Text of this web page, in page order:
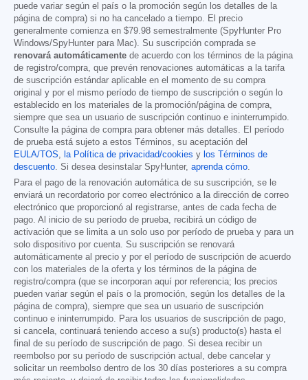
puede variar según el país o la promoción según los detalles de la
página de compra) si no ha cancelado a tiempo. El precio
generalmente comienza en $79.98 semestralmente (SpyHunter Pro
Windows/SpyHunter para Mac). Su suscripción comprada se
renovará automáticamente de acuerdo con los términos de la página
de registro/compra, que prevén renovaciones automáticas a la tarifa
de suscripción estándar aplicable en el momento de su compra
original y por el mismo período de tiempo de suscripción o según lo
establecido en los materiales de la promoción/página de compra,
siempre que sea un usuario de suscripción continuo e ininterrumpido.
Consulte la página de compra para obtener más detalles. El período
de prueba está sujeto a estos Términos, su aceptación del
EULA/TOS, la Política de privacidad/cookies y los Términos de
descuento. Si desea desinstalar SpyHunter, aprenda cómo.
Para el pago de la renovación automática de su suscripción, se le
enviará un recordatorio por correo electrónico a la dirección de correo
electrónico que proporcionó al registrarse, antes de cada fecha de
pago. Al inicio de su período de prueba, recibirá un código de
activación que se limita a un solo uso por período de prueba y para un
solo dispositivo por cuenta. Su suscripción se renovará
automáticamente al precio y por el período de suscripción de acuerdo
con los materiales de la oferta y los términos de la página de
registro/compra (que se incorporan aquí por referencia; los precios
pueden variar según el país o la promoción, según los detalles de la
página de compra), siempre que sea un usuario de suscripción
continuo e ininterrumpido. Para los usuarios de suscripción de pago,
si cancela, continuará teniendo acceso a su(s) producto(s) hasta el
final de su período de suscripción de pago. Si desea recibir un
reembolso por su período de suscripción actual, debe cancelar y
solicitar un reembolso dentro de los 30 días posteriores a su compra